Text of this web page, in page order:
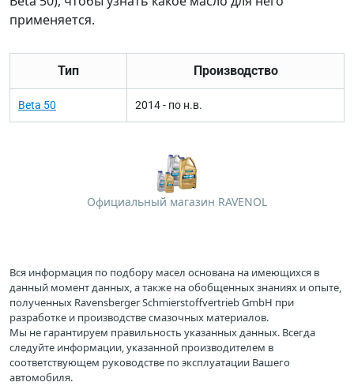
применяется.
Тип Производство
Beta 50 2014 - по н.в.
Официальный магазин RAVENOL
Вся информация по подбору масел основана на имеющихся в
данный момент данных, а также на обобщенных знаниях и опыте,
полученных Ravensberger Schmierstoffvertrieb GmbH при
разработке и производстве смазочных материалов.
Мы не гарантируем правильность указанных данных. Всегда
следуйте информации, указанной производителем в
соответствующем руководстве по эксплуатации Вашего
автомобиля.